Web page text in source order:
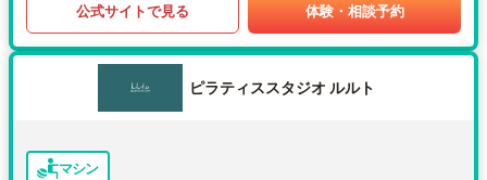
公式サイトで見る 体験・相談予約
ピラティススタジオ ルルト
マシン